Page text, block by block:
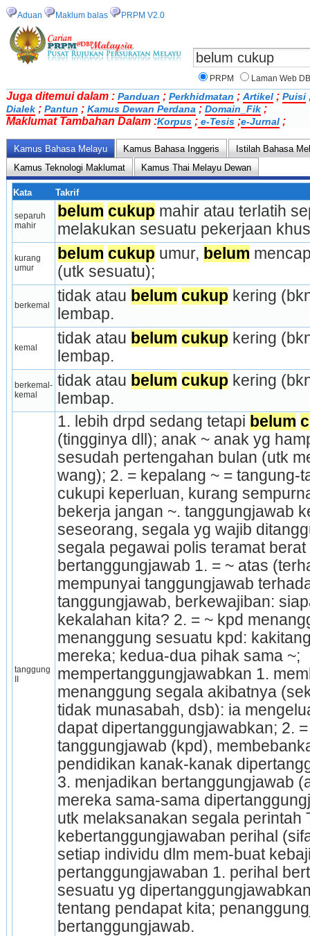
Aduan Maklum balas PRPM V2.0
PRPM Laman Web
Juga ditemui dalam : Panduan ; Perkhidmatan ; Artikel ; Puisi
Dialek ; Pantun ; Kamus Dewan Perdana ; Domain_Fik ;
Maklumat Tambahan Dalam :Korpus ; e-Tesis ;e-Jurnal ;
Kamus Bahasa Melayu Kamus Bahasa Inggeris
Istilah Bahasa
Kamus Teknologi Maklumat
Kamus Thai Melayu Dewan
Kata Takrif
separuh
mahir
belum cukup mahir atau terlatih
melakukan sesuatu pekerjaan
kurang
umur
belum cukup umur, belum
(utk sesuatu);
berkemal
tidak atau belum cukup kering
lembap.
kemal
tidak atau belum cukup kering
lembap.
berkemal-
kemal
tidak atau belum cukup kering
lembap.
tanggung
II
1. lebih drpd sedang tetapi belum
(tingginya dll); anak ~ anak yg
sesudah per­tengah­an bulan (utk
wang); 2. = kepalang ~ =
cukupi keperluan, kurang
bekerja jangan ~. tanggungjawab
seseorang, segala yg wajib
segala pegawai polis teramat berat
bertanggungjawab 1. = ~ atas
mempunyai tanggungjawab
tanggungjawab, ber­ke­wajiban:
kekalahan kita? 2. = ~ kpd
me­nang­gung sesuatu kpd:
mereka; kedua-dua pihak sama ~;
mempertanggungjawabkan 1.
menanggung segala akibat­nya
tidak munasa­bah, dsb): ia
dapat dipertanggungjawabkan; 2.
tanggungjawab (kpd),
pendidikan kanak-kanak
3. menjadikan bertanggungjawab
mereka sama-sama
utk melaksana­kan segala perintah
kebertanggungjawaban perihal
setiap individu dlm mem-buat
pertanggungjawaban 1. perihal
sesuatu yg
tentang pendapat kita;
bertanggung­jawab.